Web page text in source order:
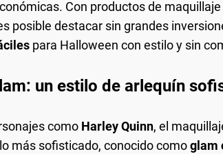
Con productos de
posible destacar sin grandes
para Halloween con estilo y sin
un estilo de arlequín
como Harley Quinn, el
más sofisticado, conocido comoglam